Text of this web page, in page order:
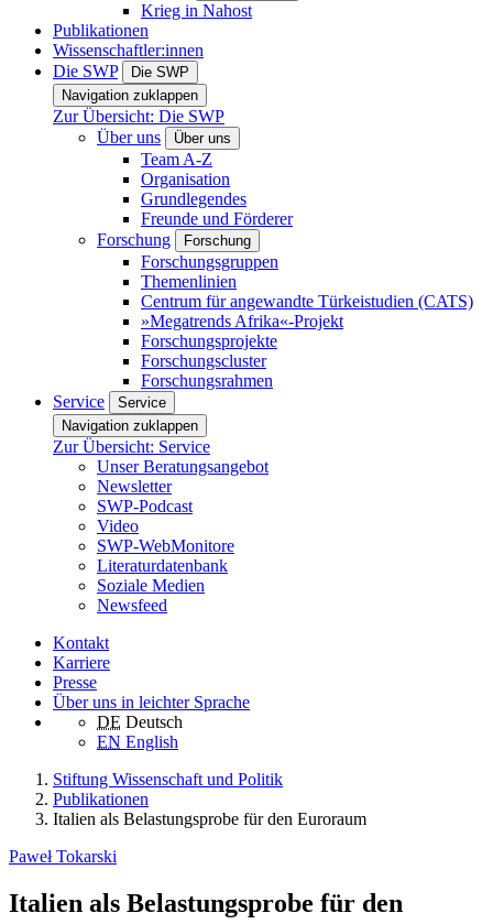
Krieg in Nahost
Publikationen
Wissenschaftler:innen
Die SWP
Die SWP
Navigation zuklappen
Zur Übersicht: Die SWP
Über uns
Über uns
Team A-Z
Organisation
Grundlegendes
Freunde und Förderer
Forschung
Forschung
Forschungsgruppen
Themenlinien
Centrum für angewandte Türkeistudien (CATS)
»Megatrends Afrika«-Projekt
Forschungsprojekte
Forschungscluster
Forschungsrahmen
Service
Service
Navigation zuklappen
Zur Übersicht: Service
Unser Beratungsangebot
Newsletter
SWP-Podcast
Video
SWP-WebMonitore
Literaturdatenbank
Soziale Medien
Newsfeed
Kontakt
Karriere
Presse
Über uns in leichter Sprache
DE Deutsch
EN English
Stiftung Wissenschaft und Politik
Publikationen
Italien als Belastungsprobe für den Euroraum
Paweł Tokarski
Italien als Belastungsprobe für den